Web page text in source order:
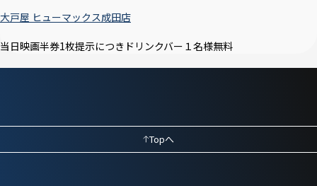
大戸屋 ヒューマックス成田店
当日映画半券1枚提示につきドリンクバー１名様無料
Topへ